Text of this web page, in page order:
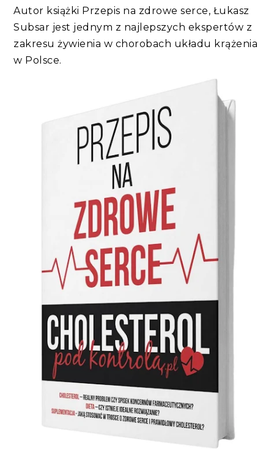
Autor książki Przepis na zdrowe serce, Łukasz
Subsar jest jednym z najlepszych ekspertów z
zakresu żywienia w chorobach układu krążenia
w Polsce.